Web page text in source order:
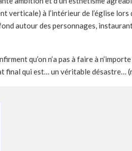
verticale) à l’intérieur de l’église lors
autour des personnages,
qu’on n’a pas à faire à
final qui est… un véritable désastre…